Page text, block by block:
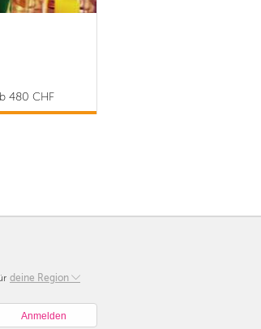
480 CHF
deine Region
Berlin
Hamburg